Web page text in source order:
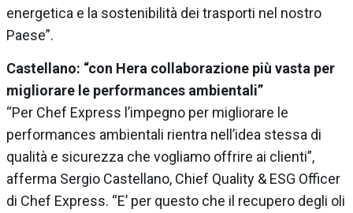
energetica e la sostenibilità dei trasporti nel nostro
Paese”.
Castellano: “con Hera collaborazione più vasta per
migliorare le performances ambientali”
“Per Chef Express l’impegno per migliorare le
performances ambientali rientra nell’idea stessa di
qualità e sicurezza che vogliamo offrire ai clienti”,
afferma Sergio Castellano, Chief Quality & ESG Officer
di Chef Express. “E’ per questo che il recupero degli oli